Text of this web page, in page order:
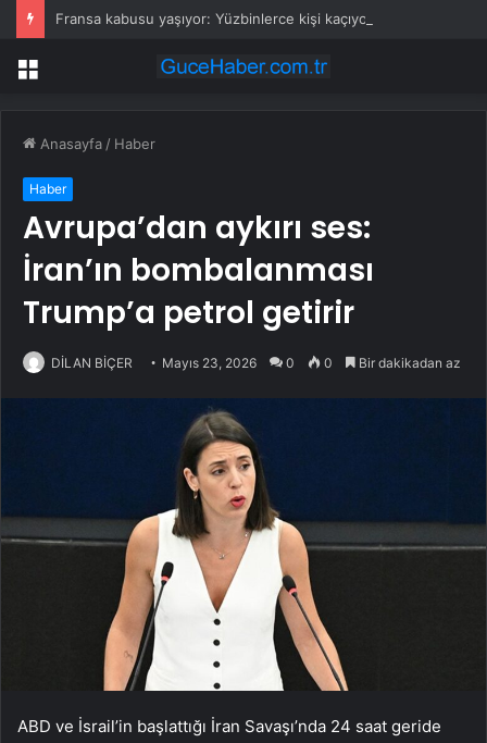
Menü
Anasayfa / Haber
Haber
Avrupa’dan aykırı ses:
İran’ın bombalanması
Trump’a petrol getirir
DİLAN BİÇER Mayıs 23, 2026 0 0 Bir dakikadan az
ABD ve İsrail’in başlattığı İran Savaşı’nda 24 saat geride